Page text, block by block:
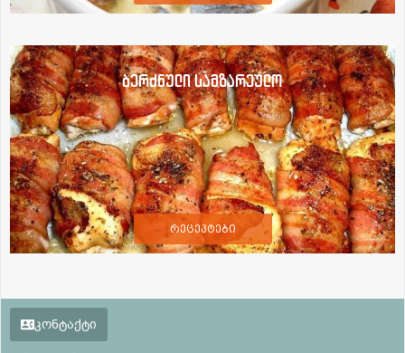
ბერძნული სამზარეულო
რეცეპტები
კონტაქტი